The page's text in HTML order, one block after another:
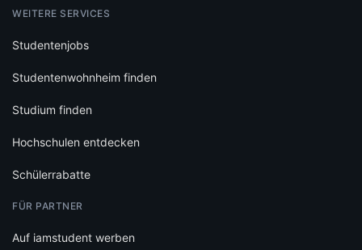
WEITERE SERVICES
Studentenjobs
Studentenwohnheim finden
Studium finden
Hochschulen entdecken
Schülerrabatte
FÜR PARTNER
Auf iamstudent werben